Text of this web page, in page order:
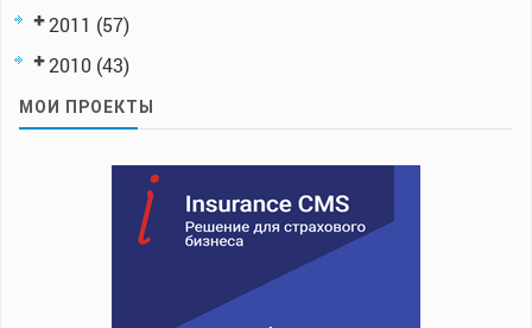
2011 (57)
2010 (43)
МОИ ПРОЕКТЫ